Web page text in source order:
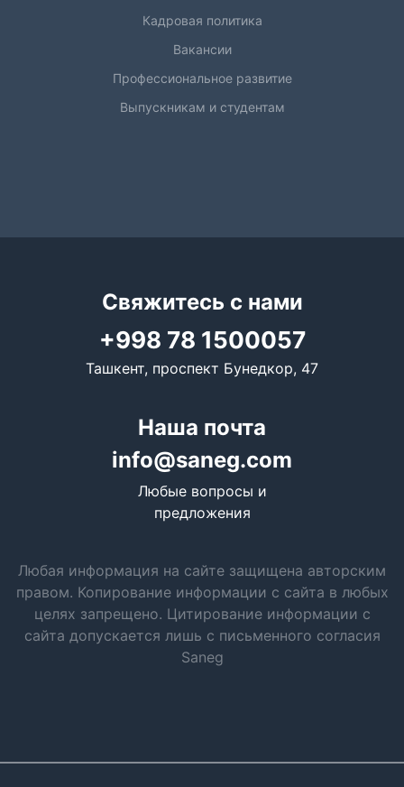
Кадровая политика
Вакансии
Профессиональное развитие
Выпускникам и студентам
Свяжитесь с нами
+998 78 1500057
Ташкент, проспект Бунедкор, 47
Наша почта
info@saneg.com
Любые вопросы и
предложения
Любая информация на сайте защищена авторским
правом. Копирование информации с сайта в любых
целях запрещено. Цитирование информации с
сайта допускается лишь с письменного согласия
Saneg